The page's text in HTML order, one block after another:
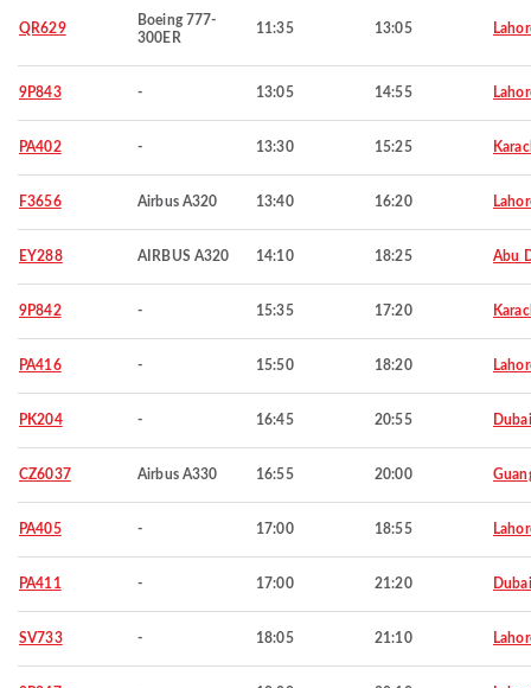
QR629
Boeing 777-
300ER
11:35 13:05
9P843 - 13:05 14:55
PA402 - 13:30 15:25
F3656 Airbus A320 13:40 16:20
EY288 AIRBUS A320 14:10 18:25 Abu
9P842 - 15:35 17:20
PA416 - 15:50 18:20
PK204 - 16:45 20:55 Dubai
CZ6037 Airbus A330 16:55 20:00
PA405 - 17:00 18:55
PA411 - 17:00 21:20 Dubai
SV733 - 18:05 21:10